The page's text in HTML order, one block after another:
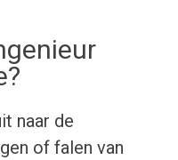
naar de
of falen van